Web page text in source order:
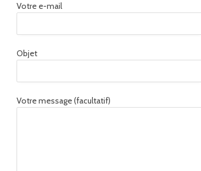
Votre e-mail
Objet
Votre message (facultatif)